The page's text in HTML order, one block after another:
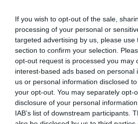
If you wish to opt-out of the sale,
processing of your personal or
targeted advertising by us, please use
section to confirm your selection.
opt-out request is processed you may
interest-based ads based on personal
us or personal information disclosed
your opt-out. You may separately opt-
disclosure of your personal
IAB’s list of downstream participants.
sarcina ei doar plata unei
echivalentul a 200 de zile-
iunie anul trecut, a rămas
Femeia era obligată să achite
trei luni sau măcar să solicite
ceea ce însă nu s-a întâmplat.